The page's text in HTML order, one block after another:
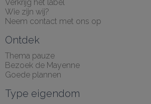
Verkrijg het label
Wie zijn wij?
Neem contact met ons op
Ontdek
Thema pauze
Bezoek de Mayenne
Goede plannen
Type eigendom